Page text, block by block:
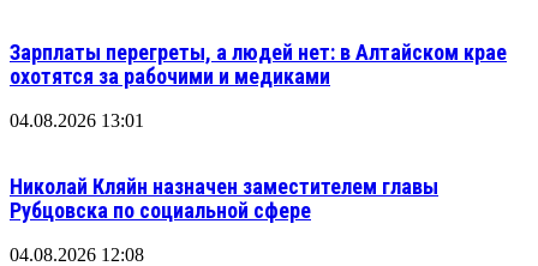
Зарплаты перегреты, а людей нет: в Алтайском крае
охотятся за рабочими и медиками
04.08.2026 13:01
Николай Кляйн назначен заместителем главы
Рубцовска по социальной сфере
04.08.2026 12:08